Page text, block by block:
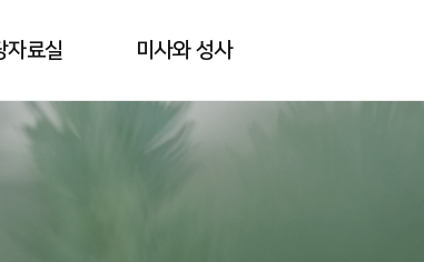
자료실 미사와 성사